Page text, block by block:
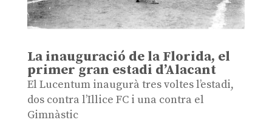
La inauguració de la Florida, el
primer gran estadi d’Alacant
El Lucentum inaugurà tres voltes l’estadi,
dos contra l’Illice FC i una contra el
Gimnàstic